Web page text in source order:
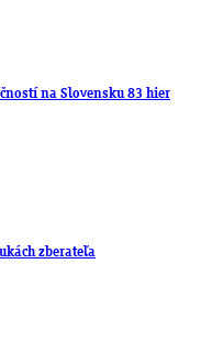
na Slovensku 83 hier
zberateľa